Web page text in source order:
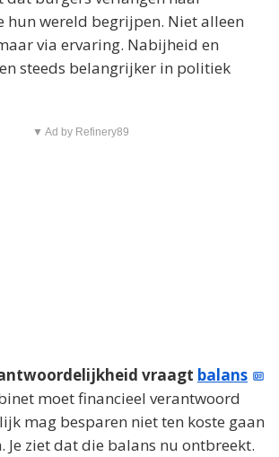
hun wereld begrijpen. Niet alleen
via ervaring. Nabijheid en
steeds belangrijker in politiek
▼ Ad by Refinery89
vraagt balans
moet financieel verantwoord
mag besparen niet ten koste gaan
Je ziet dat die balans nu ontbreekt.